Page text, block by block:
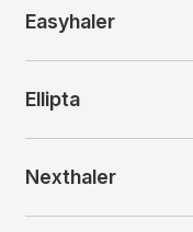
Easyhaler
Ellipta
Nexthaler